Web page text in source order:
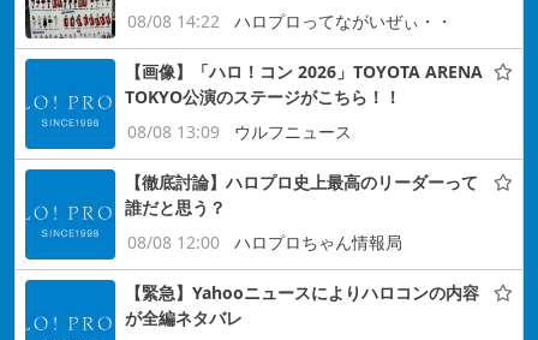
08/08 14:22
ハロプロってながいぜぃ・・
【画像】「ハロ！コン 2026」TOYOTA ARENA
TOKYO公演のステージがこちら！！
08/08 13:09
ウルフニュース
【徹底討論】ハロプロ史上最高のリーダーって
誰だと思う？
08/08 12:00
ハロプロちゃん情報局
【緊急】Yahooニュースによりハロコンの内容
が全編ネタバレ